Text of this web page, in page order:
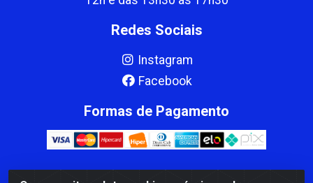
Redes Sociais
Instagram
Facebook
Formas de Pagamento